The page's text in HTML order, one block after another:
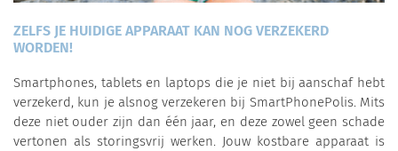
ZELFS JE HUIDIGE APPARAAT KAN NOG VERZEKERD
WORDEN!
Smartphones, tablets en laptops die je niet bij aanschaf hebt
verzekerd, kun je alsnog verzekeren bij SmartPhonePolis. Mits
deze niet ouder zijn dan één jaar, en deze zowel geen schade
vertonen als storingsvrij werken. Jouw kostbare apparaat is